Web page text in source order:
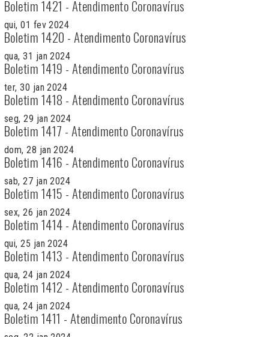
Boletim 1421 - Atendimento Coronavírus
qui, 01 fev 2024
Boletim 1420 - Atendimento Coronavírus
qua, 31 jan 2024
Boletim 1419 - Atendimento Coronavírus
ter, 30 jan 2024
Boletim 1418 - Atendimento Coronavírus
seg, 29 jan 2024
Boletim 1417 - Atendimento Coronavírus
dom, 28 jan 2024
Boletim 1416 - Atendimento Coronavírus
sab, 27 jan 2024
Boletim 1415 - Atendimento Coronavírus
sex, 26 jan 2024
Boletim 1414 - Atendimento Coronavírus
qui, 25 jan 2024
Boletim 1413 - Atendimento Coronavírus
qua, 24 jan 2024
Boletim 1412 - Atendimento Coronavírus
qua, 24 jan 2024
Boletim 1411 - Atendimento Coronavírus